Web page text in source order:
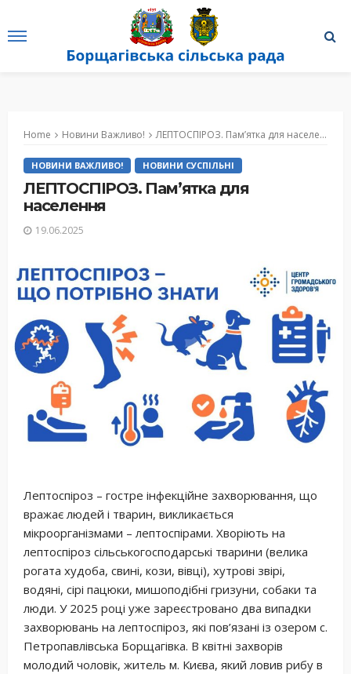
Home Новини Важливо! ЛЕПТОСПІРОЗ. Пам’ятка для населення
НОВИНИ ВАЖЛИВО! НОВИНИ СУСПІЛЬНІ
ЛЕПТОСПІРОЗ. Пам’ятка для
населення
19.06.2025
Лептоспіроз – гостре інфекційне захворювання, що
вражає людей і тварин, викликається
мікроорганізмами – лептоспірами. Хворіють на
лептоспіроз сільськогосподарські тварини (велика
рогата худоба, свині, кози, вівці), хутрові звірі,
водяні, сірі пацюки, мишоподібні гризуни, собаки та
люди. У 2025 році уже зареєстровано два випадки
захворювань на лептоспіроз, які пов’язані із озером с.
Петропавлівська Борщагівка. В квітні захворів
молодий чоловік, житель м. Києва, який ловив рибу в